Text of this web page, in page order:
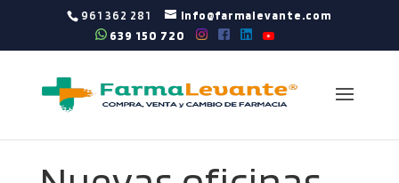
961 362 281 info@farmalevante.com
639 150 720